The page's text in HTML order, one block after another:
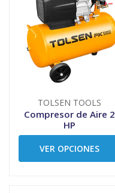
TOLSEN TOOLS
Compresor de Aire 2
HP
VER OPCIONES